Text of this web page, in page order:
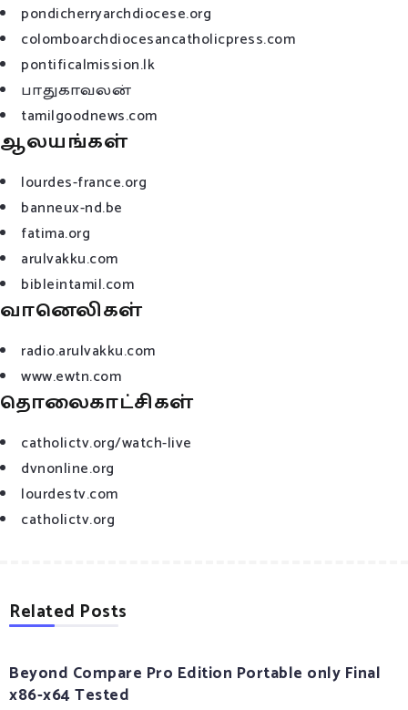
pondicherryarchdiocese.org
colomboarchdiocesancatholicpress.com
pontificalmission.lk
பாதுகாவலன்
tamilgoodnews.com
ஆலயங்கள்
lourdes-france.org
banneux-nd.be
fatima.org
arulvakku.com
bibleintamil.com
வானெலிகள்
radio.arulvakku.com
www.ewtn.com
தொலைகாட்சிகள்
catholictv.org/watch-live
dvnonline.org
lourdestv.com
catholictv.org
Related Posts
Beyond Compare Pro Edition Portable only Final
x86-x64 Tested